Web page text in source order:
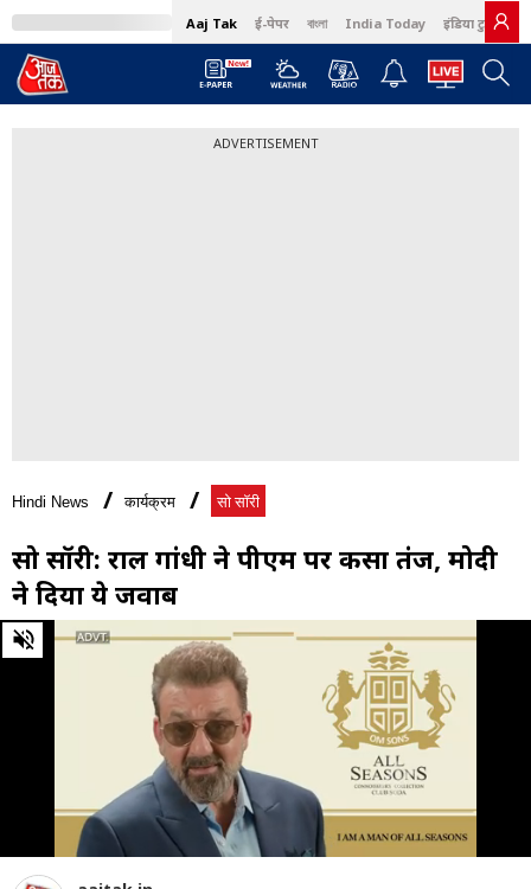
Aaj Tak ई-पेपर বাংলা India Today इंडिया टुडे हिंदी
ADVERTISEMENT
Hindi News कार्यक्रम सो सॉरी
सो सॉरी: राहुल गांधी ने पीएम पर कसा तंज, मोदी
ने दिया ये जवाब
0
of